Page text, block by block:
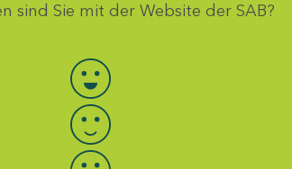
sind Sie mit der Website der SAB?
Bewertung auswählen